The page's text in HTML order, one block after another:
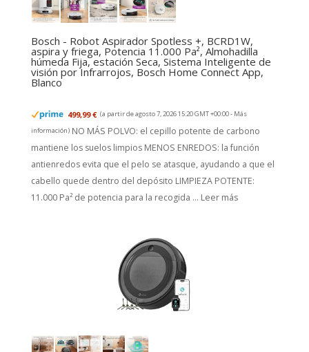
Bosch - Robot Aspirador Spotless +, BCRD1W,
aspira y friega, Potencia 11.000 Pa², Almohadilla
húmeda Fija, estación Seca, Sistema Inteligente de
visión por Infrarrojos, Bosch Home Connect App,
Blanco
499,99 € (a partir de agosto 7, 2026 15:20 GMT +00:00 - Más
información) NO MÁS POLVO: el cepillo potente de carbono
mantiene los suelos limpios MENOS ENREDOS: la función
antienredos evita que el pelo se atasque, ayudando a que el
cabello quede dentro del depósito LIMPIEZA POTENTE:
11.000 Pa² de potencia para la recogida ... Leer más